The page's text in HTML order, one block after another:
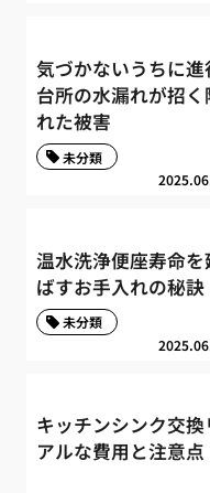
気づかないうちに進
台所の水漏れが招く
れた被害
未分類
温水洗浄便座寿命を
ばすお手入れの秘訣
未分類
キッチンシンク交換
アルな費用と注意点